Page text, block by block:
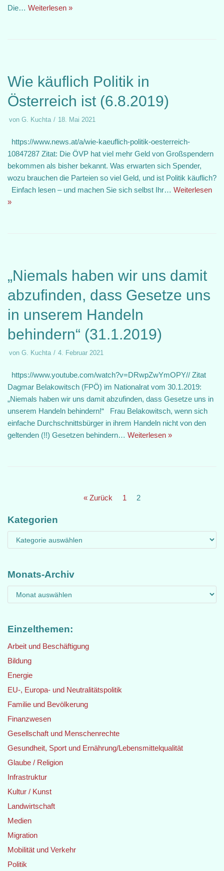
Die… Weiterlesen »
Wie käuflich Politik in
Österreich ist (6.8.2019)
von G. Kuchta 18. Mai 2021
https://www.news.at/a/wie-kaeuflich-politik-oesterreich-
10847287 Zitat: Die ÖVP hat viel mehr Geld von Großspendern
bekommen als bisher bekannt. Was erwarten sich Spender,
wozu brauchen die Parteien so viel Geld, und ist Politik käuflich?
Einfach lesen – und machen Sie sich selbst Ihr… Weiterlesen
»
„Niemals haben wir uns damit
abzufinden, dass Gesetze uns
in unserem Handeln
behindern“ (31.1.2019)
von G. Kuchta 4. Februar 2021
https://www.youtube.com/watch?v=DRwpZwYmOPY// Zitat
Dagmar Belakowitsch (FPÖ) im Nationalrat vom 30.1.2019:
„Niemals haben wir uns damit abzufinden, dass Gesetze uns in
unserem Handeln behindern!“ Frau Belakowitsch, wenn sich
einfache Durchschnittsbürger in ihrem Handeln nicht von den
geltenden (!!) Gesetzen behindern… Weiterlesen »
« Zurück 1 2
Kategorien
Monats-Archiv
Einzelthemen:
Arbeit und Beschäftigung
Bildung
Energie
EU-, Europa- und Neutralitätspolitik
Familie und Bevölkerung
Finanzwesen
Gesellschaft und Menschenrechte
Gesundheit, Sport und Ernährung/Lebensmittelqualität
Glaube / Religion
Infrastruktur
Kultur / Kunst
Landwirtschaft
Medien
Migration
Mobilität und Verkehr
Politik